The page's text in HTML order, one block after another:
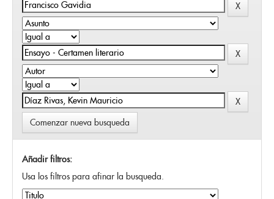
Comenzar nueva busqueda
Añadir filtros:
Usa los filtros para afinar la busqueda.